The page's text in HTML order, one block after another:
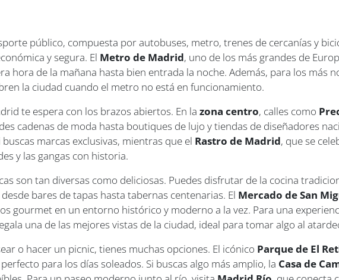
público, compuesta por autobuses, metro, trenes de cercanías y
y segura. El Metro de Madrid, uno de los más grandes de
hora de la mañana hasta bien entrada la noche. Además, para los más
la ciudad cuando el metro no está en funcionamiento.
te espera con los brazos abiertos. En lazona centro, calles como
cadenas de moda hasta boutiques de lujo y tiendas de diseñadores
marcas exclusivas, mientras que el Rastro de Madrid, que se
y las gangas con historia.
son tan diversas como deliciosas. Puedes disfrutar de la cocina
bares de tapas hasta tabernas centenarias. El Mercado de San
gourmet en un entorno histórico y moderno a la vez. Para una
una de las mejores vistas de la ciudad, ideal para tomar algo al
o hacer un picnic, tienes muchas opciones. El icónico Parque de El
para los días soleados. Si buscas algo más amplio, la Casa de